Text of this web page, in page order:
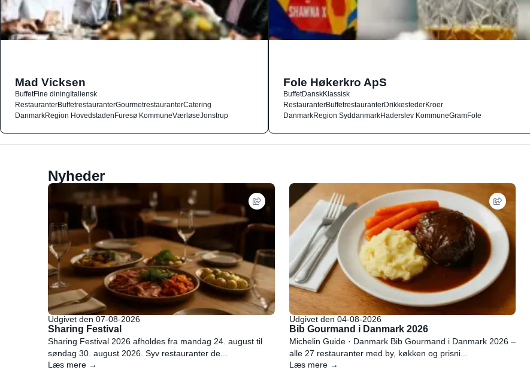
Mad Vicksen
BuffetFine diningItaliensk
RestauranterBuffetrestauranterGourmetrestauranterCatering
DanmarkRegion HovedstadenFuresø KommuneVærløseJonstrup
Fole Høkerkro ApS
BuffetDanskKlassisk
RestauranterBuffetrestauranterDrikkestederKroer
DanmarkRegion SyddanmarkHaderslev KommuneGramFole
Nyheder
Udgivet den 07-08-2026
Sharing Festival
Sharing Festival 2026 afholdes fra mandag 24. august til
søndag 30. august 2026. Syv restauranter de...
Læs mere →
Udgivet den 04-08-2026
Bib Gourmand i Danmark 2026
Michelin Guide · Danmark Bib Gourmand i Danmark 2026 –
alle 27 restauranter med by, køkken og prisni...
Læs mere →